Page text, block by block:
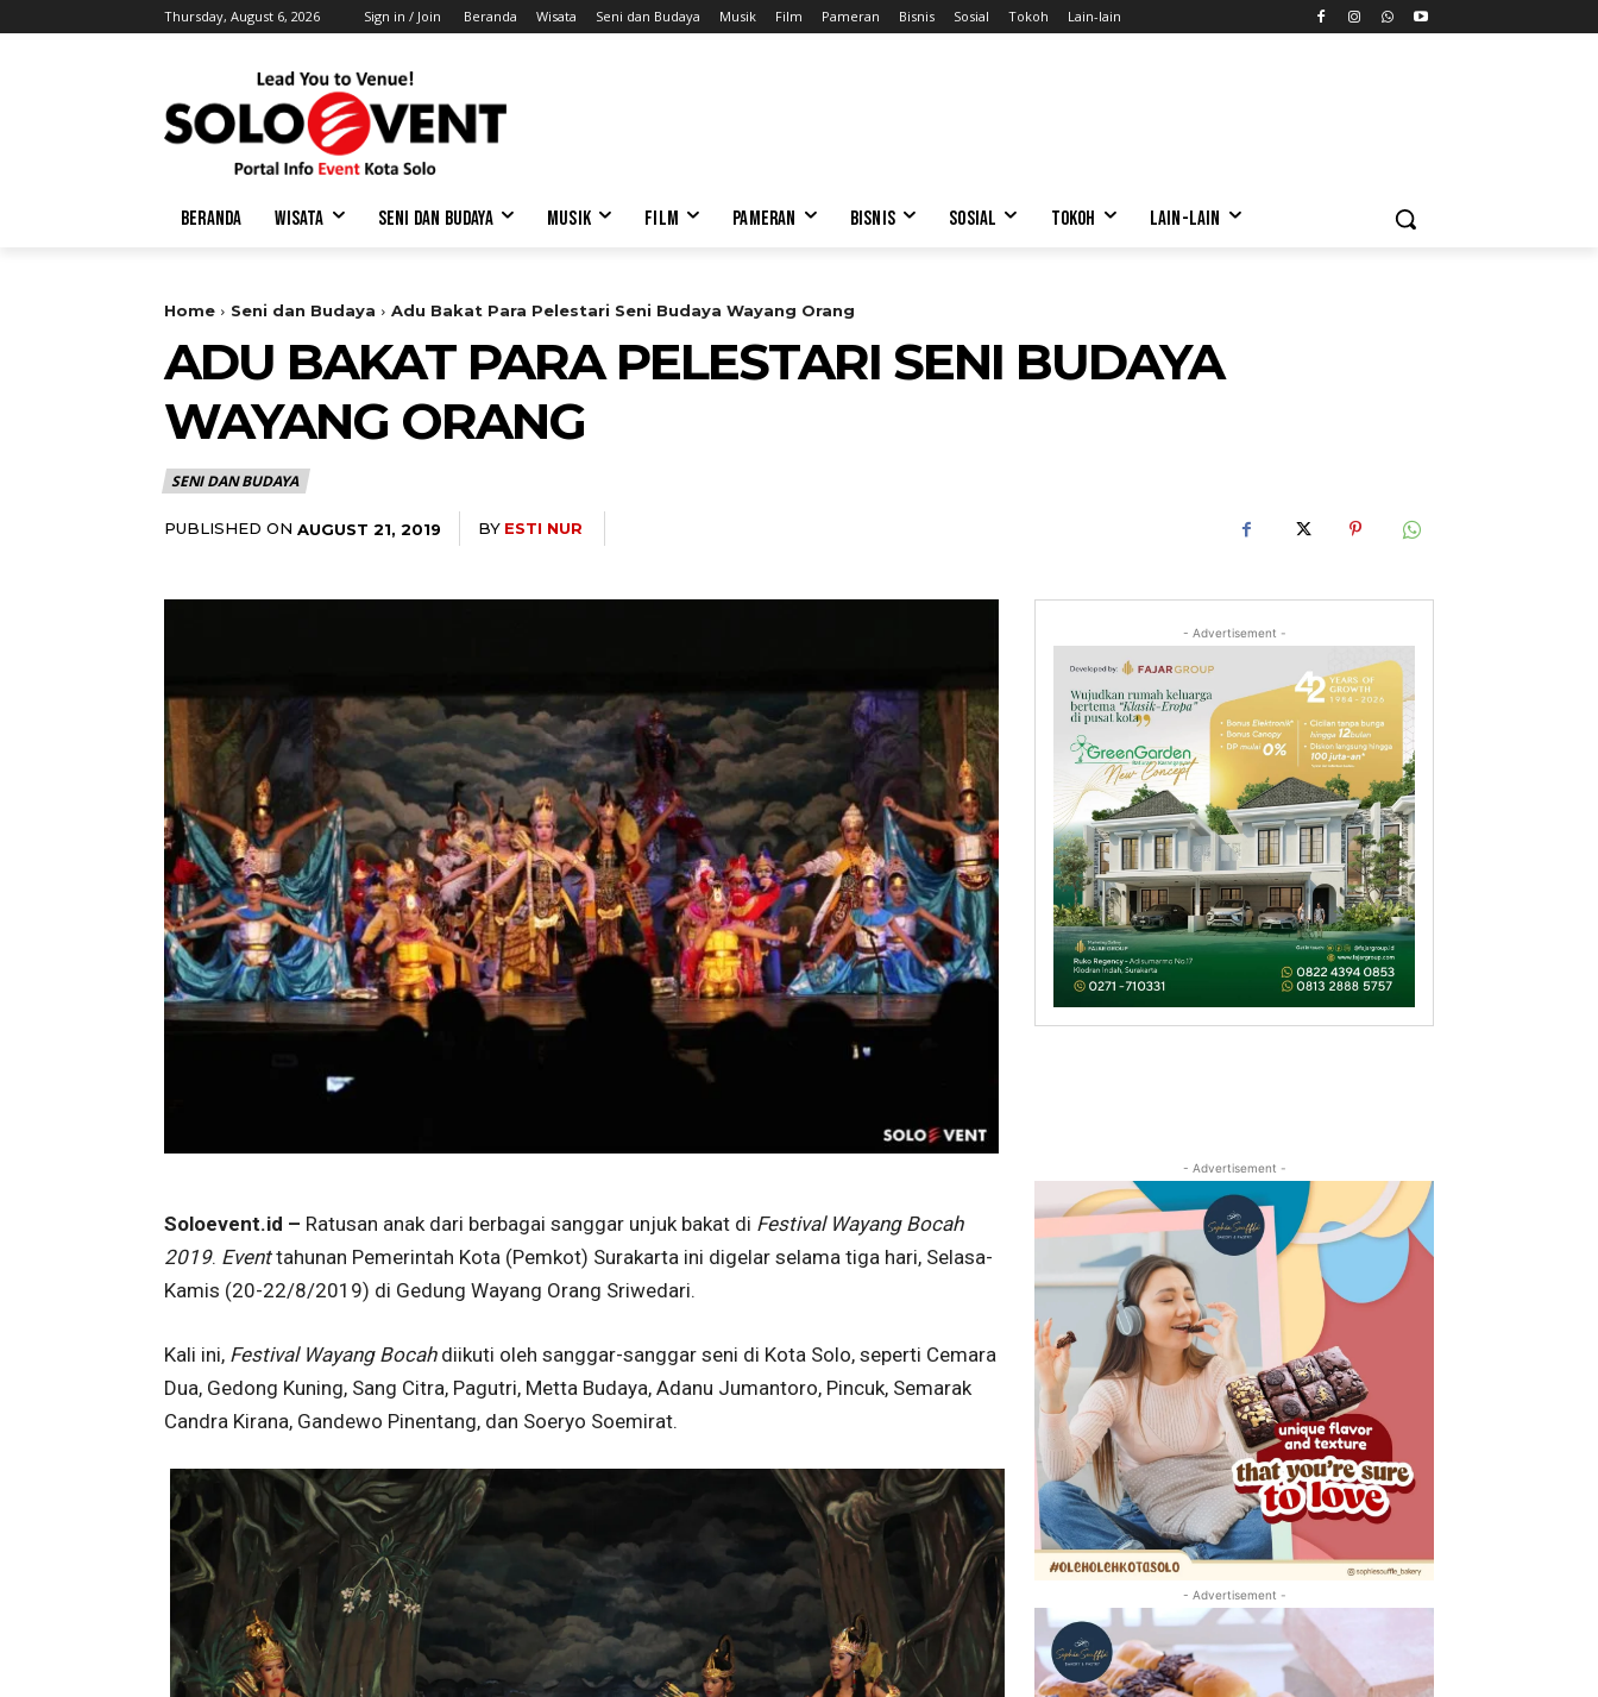
Thursday, August 6, 2026 Sign in / Join Beranda Wisata Seni dan Budaya Musik Film Pameran Bisnis Sosial Tokoh Lain-lain
BERANDA WISATA SENI DAN BUDAYA MUSIK FILM PAMERAN BISNIS SOSIAL TOKOH LAIN-LAIN
Home Seni dan Budaya Adu Bakat Para Pelestari Seni Budaya Wayang Orang
ADU BAKAT PARA PELESTARI SENI BUDAYA
WAYANG ORANG
SENI DAN BUDAYA
PUBLISHED ON AUGUST 21, 2019 BY ESTI NUR
- Advertisement -
Soloevent.id – Ratusan anak dari berbagai sanggar unjuk bakat di Festival Wayang Bocah
2019. Eventtahunan Pemerintah Kota (Pemkot) Surakarta ini digelar selama tiga hari, Selasa-
Kamis (20-22/8/2019) di Gedung Wayang Orang Sriwedari.
Kali ini, Festival Wayang Bocahdiikuti oleh sanggar-sanggar seni di Kota Solo, seperti Cemara
Dua, Gedong Kuning, Sang Citra, Pagutri, Metta Budaya, Adanu Jumantoro, Pincuk, Semarak
Candra Kirana, Gandewo Pinentang, dan Soeryo Soemirat.
- Advertisement -
- Advertisement -